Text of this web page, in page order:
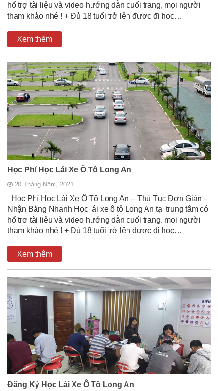
hổ trợ tài liệu và video hướng dẫn cuối trang, mọi người
tham khảo nhé ! + Đủ 18 tuổi trở lên được đi học…
Xem thêm
Học Phí Học Lái Xe Ô Tô Long An
20 Tháng Năm, 2021
Học Phí Học Lái Xe Ô Tô Long An – Thủ Tục Đơn Giản –
Nhận Bằng Nhanh Học lái xe ô tô Long An tại trung tâm có
hổ trợ tài liệu và video hướng dẫn cuối trang, mọi người
tham khảo nhé ! + Đủ 18 tuổi trở lên được đi học…
Xem thêm
Đăng Ký Học Lái Xe Ô Tô Long An